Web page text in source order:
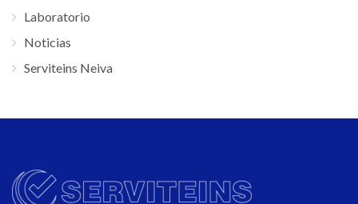
Laboratorio
Noticias
Serviteins Neiva